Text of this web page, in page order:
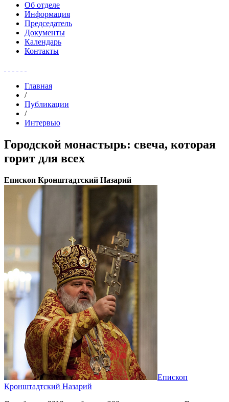
Об отделе
Информация
Председатель
Документы
Календарь
Контакты
Главная
/
Публикации
/
Интервью
Городской монастырь: свеча, которая
горит для всех
Eпископ Кронштадтский Назарий
Eпископ
Кронштадтский Назарий